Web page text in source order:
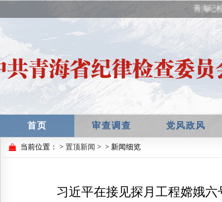
青海纪检
首页 审查调查 党风政风
当前位置： > 置顶新闻 > > 新闻细览
习近平在接见探月工程嫦娥